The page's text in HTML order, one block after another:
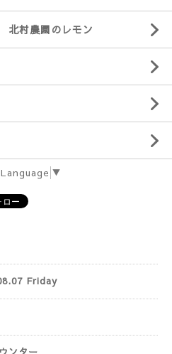
北村農園のレモン
▼
Friday